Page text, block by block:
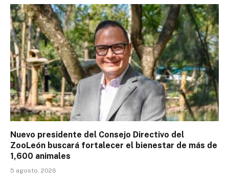
Nuevo presidente del Consejo Directivo del
ZooLeón buscará fortalecer el bienestar de más de
1,600 animales
5 agosto, 2026